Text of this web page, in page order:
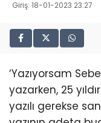
Giriş: 18-01-2023 23:27
‘Yazıyorsam
yazarken, 25
yazılı gerekse